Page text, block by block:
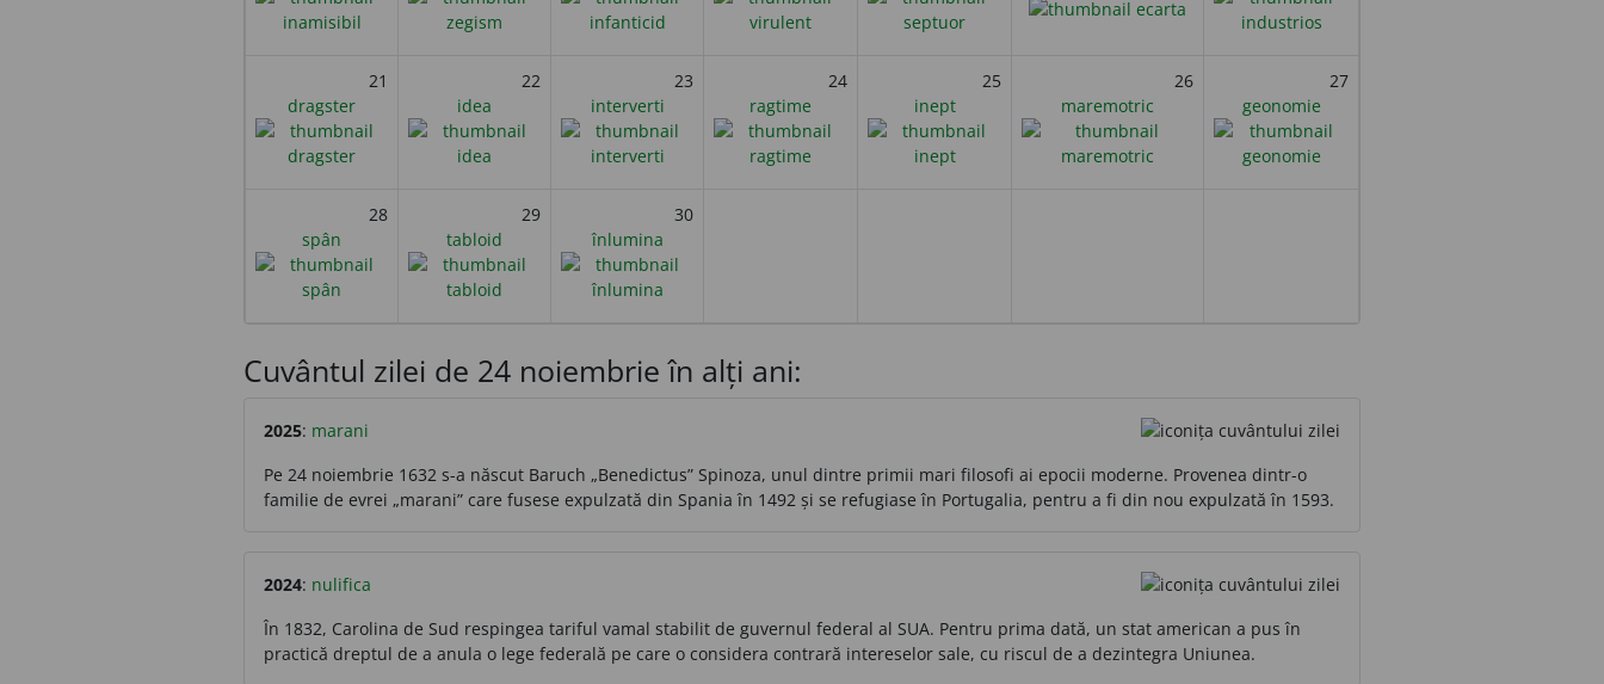
21
dragster
22
idea
23
interverti
24
ragtime
25
inept
26
maremotric
27
geonomie
28
spân
29
tabloid
30
înlumina
Cuvântul zilei de 24 noiembrie în alți ani:
2025: marani
Pe 24 noiembrie 1632 s-a născut Baruch „Benedictus” Spinoza, unul dintre primii mari filosofi ai epocii moderne. Provenea dintr-o
familie de evrei „marani” care fusese expulzată din Spania în 1492 și se refugiase în Portugalia, pentru a fi din nou expulzată în 1593.
2024: nulifica
În 1832, Carolina de Sud respingea tariful vamal stabilit de guvernul federal al SUA. Pentru prima dată, un stat american a pus în
practică dreptul de a anula o lege federală pe care o considera contrară intereselor sale, cu riscul de a dezintegra Uniunea.